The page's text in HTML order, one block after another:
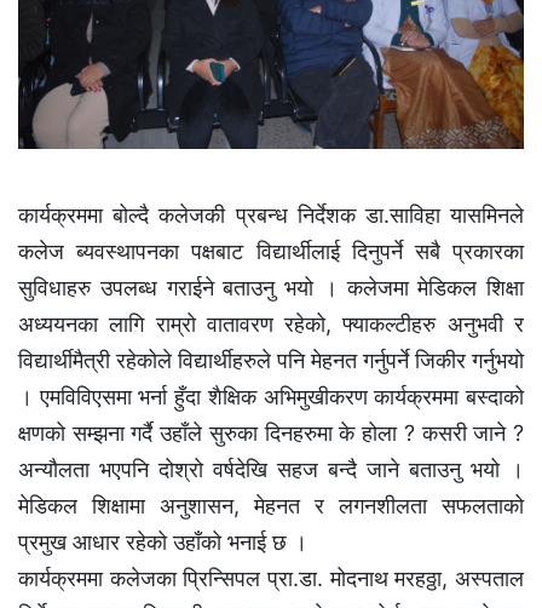
कार्यक्रममा बोल्दै कलेजकी प्रबन्ध निर्देशक डा.साविहा यासमिनले
कलेज ब्यवस्थापनका पक्षबाट विद्यार्थीलाई दिनुपर्ने सबै प्रकारका
सुविधाहरु उपलब्ध गराईने बताउनु भयो । कलेजमा मेडिकल शिक्षा
अध्ययनका लागि राम्रो वातावरण रहेको, फ्याकल्टीहरु अनुभवी र
विद्यार्थीमैत्री रहेकोले विद्यार्थीहरुले पनि मेहनत गर्नुपर्ने जिकीर गर्नुभयो
। एमविविएसमा भर्ना हुँदा शैक्षिक अभिमुखीकरण कार्यक्रममा बस्दाको
क्षणको सम्झना गर्दै उहाँले सुरुका दिनहरुमा के होला ? कसरी जाने ?
अन्यौलता भएपनि दोश्रो वर्षदेखि सहज बन्दै जाने बताउनु भयो ।
मेडिकल शिक्षामा अनुशासन, मेहनत र लगनशीलता सफलताको
प्रमुख आधार रहेको उहाँको भनाई छ ।
कार्यक्रममा कलेजका प्रिन्सिपल प्रा.डा. मोदनाथ मरहठ्ठा, अस्पताल